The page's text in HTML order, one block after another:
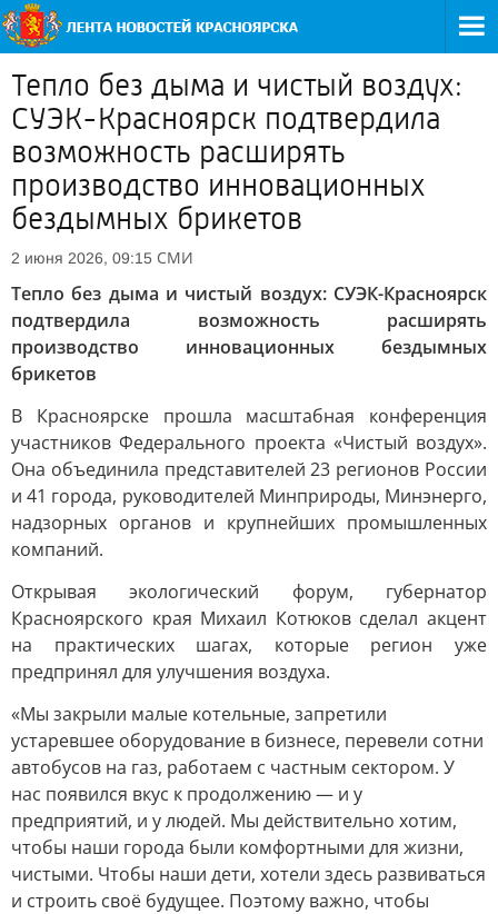
Тепло без дыма и чистый воздух:
СУЭК-Красноярск подтвердила
возможность расширять
производство инновационных
бездымных брикетов
2 июня 2026, 09:15 СМИ
Тепло без дыма и чистый воздух: СУЭК-Красноярск
подтвердила возможность расширять
производство инновационных бездымных
брикетов
В Красноярске прошла масштабная конференция
участников Федерального проекта «Чистый воздух».
Она объединила представителей 23 регионов России
и 41 города, руководителей Минприроды, Минэнерго,
надзорных органов и крупнейших промышленных
компаний.
Открывая экологический форум, губернатор
Красноярского края Михаил Котюков сделал акцент
на практических шагах, которые регион уже
предпринял для улучшения воздуха.
«Мы закрыли малые котельные, запретили
устаревшее оборудование в бизнесе, перевели сотни
автобусов на газ, работаем с частным сектором. У
нас появился вкус к продолжению — и у
предприятий, и у людей. Мы действительно хотим,
чтобы наши города были комфортными для жизни,
чистыми. Чтобы наши дети, хотели здесь развиваться
и строить своё будущее. Поэтому важно, чтобы